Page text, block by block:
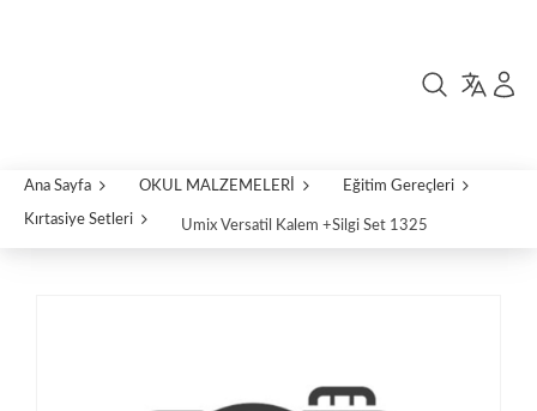
Ana Sayfa OKUL MALZEMELERİ Eğitim Gereçleri
Kırtasiye Setleri Umix Versatil Kalem +Silgi Set 1325